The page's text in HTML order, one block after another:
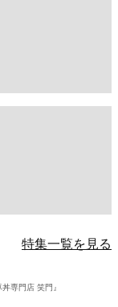
特集一覧を見る
専門店 笑門』